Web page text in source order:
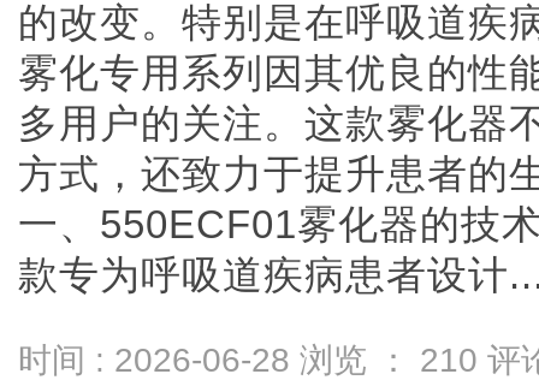
的改变。特别是在呼吸道疾
雾化专用系列因其优良的性
多用户的关注。这款雾化器
方式，还致力于提升患者的
一、550ECF01雾化器的技
款专为呼吸道疾病患者设计
时间 : 2026-06-28 浏览 ： 210 评